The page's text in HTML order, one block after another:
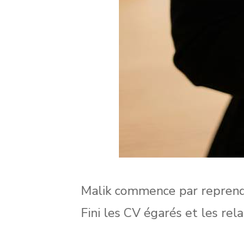
Malik commence par
Fini les CV égarés et les